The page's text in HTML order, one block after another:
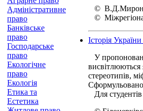
Адміністративне
право
Банківське
право
Господарське
право
Екологічне
право
Екологія
Етика та
Естетика
©
©
Історія
У
висвітлюються
стереотипів,
Сформульовано
Для